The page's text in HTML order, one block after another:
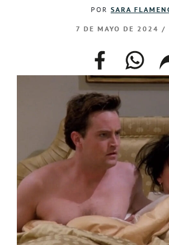
POR SARA
7 DE MAYO DE 2024
facebook